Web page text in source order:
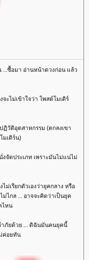
ซื้อมา อ่านหน้าดวงก่อน แล้ว
ะไม่เข้าใจว่า โพสต์โมเดิร์
ฏิวัติอุตสาหกรรม (ตกลงเขา
มเดิร์น)
จัดประเภท เพราะมันไม่แน่ไม่
ม่เรียกตัวเองว่ายุคกลาง หรือ
ไกล ... อาจจะคิดว่าเป็นยุค
ไหน
ำภัยด้วย ... ดิฉันมันคนยุคนี้
ค่อยทัน